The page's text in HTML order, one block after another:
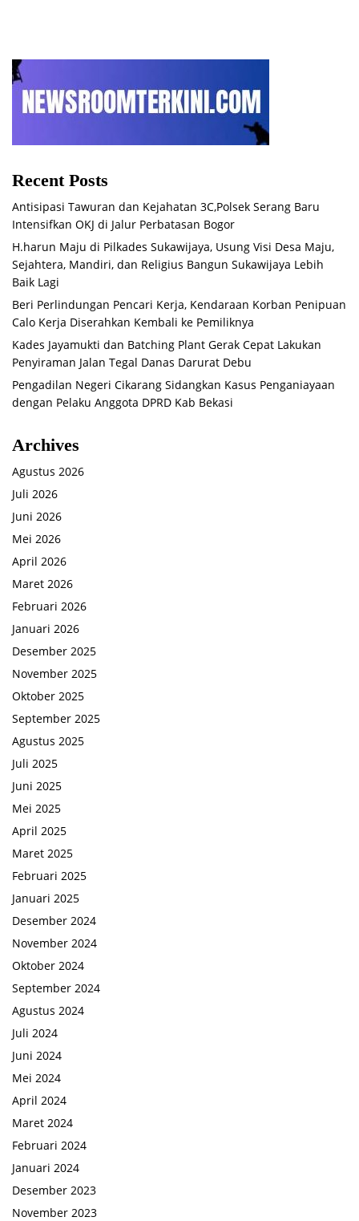
Recent Posts
Antisipasi Tawuran dan Kejahatan 3C,Polsek Serang Baru
Intensifkan OKJ di Jalur Perbatasan Bogor
H.harun Maju di Pilkades Sukawijaya, Usung Visi Desa Maju,
Sejahtera, Mandiri, dan Religius Bangun Sukawijaya Lebih
Baik Lagi
Beri Perlindungan Pencari Kerja, Kendaraan Korban Penipuan
Calo Kerja Diserahkan Kembali ke Pemiliknya
Kades Jayamukti dan Batching Plant Gerak Cepat Lakukan
Penyiraman Jalan Tegal Danas Darurat Debu
Pengadilan Negeri Cikarang Sidangkan Kasus Penganiayaan
dengan Pelaku Anggota DPRD Kab Bekasi
Archives
Agustus 2026
Juli 2026
Juni 2026
Mei 2026
April 2026
Maret 2026
Februari 2026
Januari 2026
Desember 2025
November 2025
Oktober 2025
September 2025
Agustus 2025
Juli 2025
Juni 2025
Mei 2025
April 2025
Maret 2025
Februari 2025
Januari 2025
Desember 2024
November 2024
Oktober 2024
September 2024
Agustus 2024
Juli 2024
Juni 2024
Mei 2024
April 2024
Maret 2024
Februari 2024
Januari 2024
Desember 2023
November 2023